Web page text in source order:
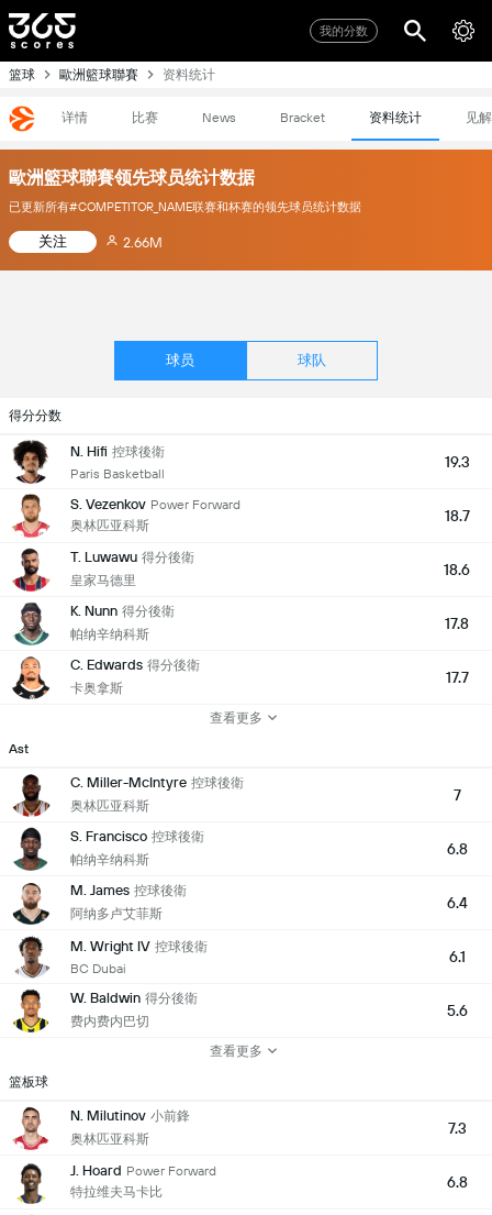
我的分数
篮球 歐洲籃球聯賽 资料统计
详情 比赛 News Bracket 资料统计 见解
歐洲籃球聯賽领先球员统计数据
已更新所有#COMPETITOR_NAME联赛和杯赛的领先球员统计数据
关注 2.66M
球员 球队
得分分数
N. Hifi 控球後衛
Paris Basketball
19.3
S. Vezenkov Power Forward
奥林匹亚科斯
18.7
T. Luwawu 得分後衛
皇家马德里
18.6
K. Nunn 得分後衛
帕纳辛纳科斯
17.8
C. Edwards 得分後衛
卡奥拿斯
17.7
查看更多
Ast
C. Miller-McIntyre 控球後衛
奥林匹亚科斯
7
S. Francisco 控球後衛
帕纳辛纳科斯
6.8
M. James 控球後衛
阿纳多卢艾菲斯
6.4
M. Wright IV 控球後衛
BC Dubai
6.1
W. Baldwin 得分後衛
费内费内巴切
5.6
查看更多
篮板球
N. Milutinov 小前鋒
奥林匹亚科斯
7.3
J. Hoard Power Forward
特拉维夫马卡比
6.8